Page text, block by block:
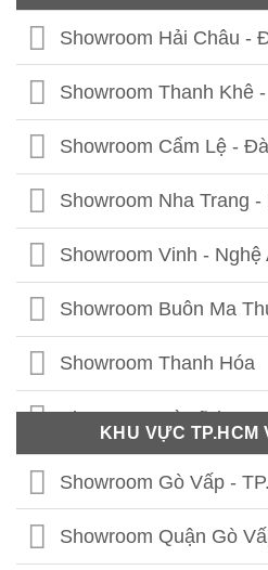
Showroom Thái Thịnh -
Showroom Lê Chân -
Showroom Hạ Long -
Showroom Bắc Ninh
Showroom Hưng Yên
Showroom Thái Bình
Showroom Vĩnh Phúc
Showroom Thái
Showroom Phú Thọ
Showroom Tuyên
Showroom Hải Châu -
Showroom Thanh Khê
Showroom Cẩm Lệ -
Showroom Nha Trang
Showroom Vinh - Nghệ
Showroom Buôn Ma
Showroom Thanh Hóa
Showroom Hà Tĩnh
Showroom Quảng Bình
Showroom Quảng Trị
KHU VỰC TP.HCM
Showroom Gò Vấp -
Showroom Quận Gò